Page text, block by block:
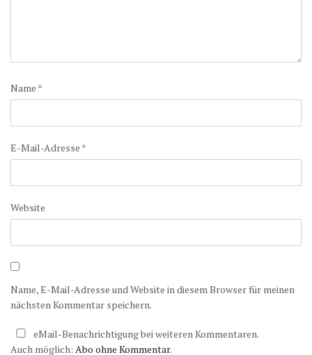
Name *
E-Mail-Adresse *
Website
Name, E-Mail-Adresse und Website in diesem Browser für meinen
nächsten Kommentar speichern.
eMail-Benachrichtigung bei weiteren Kommentaren.
Auch möglich: Abo ohne Kommentar.